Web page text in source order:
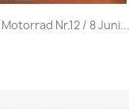
Vorschau
Nr.12 / 8 Juni...